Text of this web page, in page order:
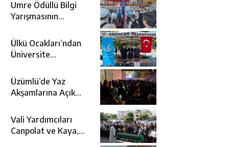
Umre Ödüllü Bilgi
Yarışmasının
Topraklara
Uğurlandı
Ülkü Ocakları’ndan
Üniversite
Desteği
Üzümlü’de Yaz
Akşamlarına Açık
Kattı
Vali Yardımcıları
Canpolat ve Kaya,